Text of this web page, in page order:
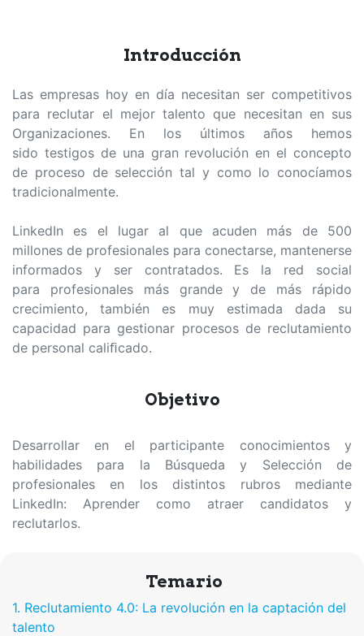
Introducción
Las empresas hoy en día necesitan ser competitivos
para reclutar el mejor talento que necesitan en sus
Organizaciones. En los últimos años hemos
sido testigos de una gran revolución en el concepto
de proceso de selección tal y como lo conocíamos
tradicionalmente.
LinkedIn es el lugar al que acuden más de 500
millones de profesionales para conectarse, mantenerse
informados y ser contratados. Es la red social
para profesionales más grande y de más rápido
crecimiento, también es muy estimada dada su
capacidad para gestionar procesos de reclutamiento
de personal caliﬁcado.
Objetivo
Desarrollar en el participante conocimientos y
habilidades para la Búsqueda y Selección de
profesionales en los distintos rubros mediante
LinkedIn: Aprender como atraer candidatos y
reclutarlos.
Temario
1. Reclutamiento 4.0: La revolución en la captación del
talento